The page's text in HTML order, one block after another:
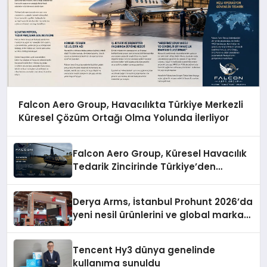
Falcon Aero Group, Havacılıkta Türkiye Merkezli
Küresel Çözüm Ortağı Olma Yolunda İlerliyor
Falcon Aero Group, Küresel Havacılık
Tedarik Zincirinde Türkiye’den
Derya Arms, İstanbul Prohunt 2026’da
yeni nesil ürünlerini ve global marka
Tencent Hy3 dünya genelinde
kullanıma sunuldu